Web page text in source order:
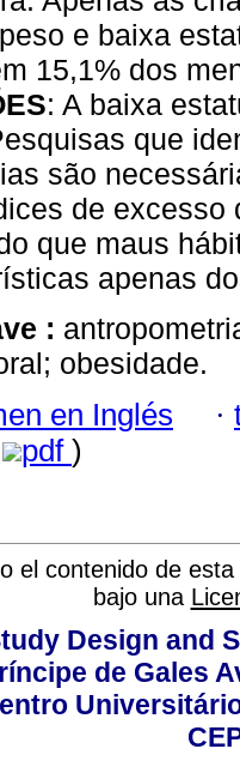
e baixa
15,1% dos
: A baixa
que
são
de excesso
que maus
apenas
:
obesidade.
en Inglés ·
pdf )
el contenido de
bajo una
Design and
de Gales